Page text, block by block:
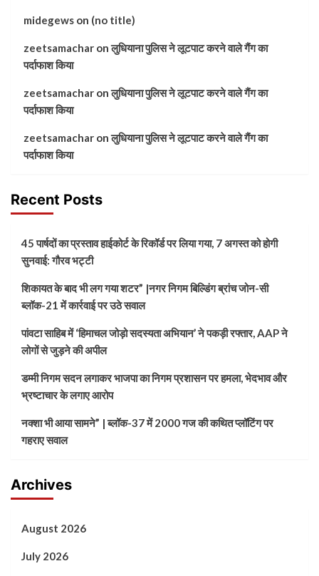
midegews on (no title)
zeetsamachar onलुधियाना पुलिस ने लूटपाट करने वाले गैंग का
पर्दाफाश किया
zeetsamachar onलुधियाना पुलिस ने लूटपाट करने वाले गैंग का
पर्दाफाश किया
zeetsamachar onलुधियाना पुलिस ने लूटपाट करने वाले गैंग का
पर्दाफाश किया
Recent Posts
45 पार्षदों का प्रस्ताव हाईकोर्ट के रिकॉर्ड पर लिया गया, 7 अगस्त को होगी
सुनवाई: गौरव भट्टी
शिकायत के बाद भी लग गया शटर” |नगर निगम बिल्डिंग ब्रांच जोन-सी
ब्लॉक-21 में कार्रवाई पर उठे सवाल
पांवटा साहिब में ‘हिमाचल जोड़ो सदस्यता अभियान’ ने पकड़ी रफ्तार, AAP ने
लोगों से जुड़ने की अपील
डम्मी निगम सदन लगाकर भाजपा का निगम प्रशासन पर हमला, भेदभाव और
भ्रष्टाचार के लगाए आरोप
नक्शा भी आया सामने” | ब्लॉक-37 में 2000 गज की कथित प्लॉटिंग पर
गहराए सवाल
Archives
August 2026
July 2026